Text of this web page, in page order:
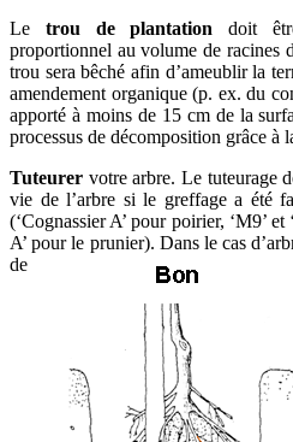
Le trou de plantationdoit
proportionnel au volume de racines
trou sera bêché afin d’ameublir la
amendement organique (p. ex. du
apporté à moins de 15 cm de la
processus de décomposition grâce à
Tuteurer votre arbre. Le tuteurage
vie de l’arbre si le greffage a été
(‘Cognassier A’ pour poirier, ‘M9’
A’ pour le prunier). Dans le cas
de